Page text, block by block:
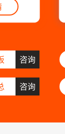
咨询
咨询